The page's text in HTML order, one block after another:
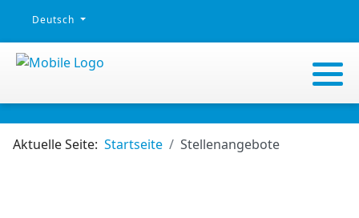
Sprache auswählen
Deutsch
Aktuelle Seite: Startseite Stellenangebote